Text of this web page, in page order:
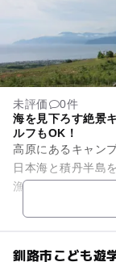
未評価
0件
海を見下ろす絶景
ルフもOK！
高原にあるキャン
日本海と積丹半島
漁火や満点の星空
内岳登山、森林公
釧路市こども遊